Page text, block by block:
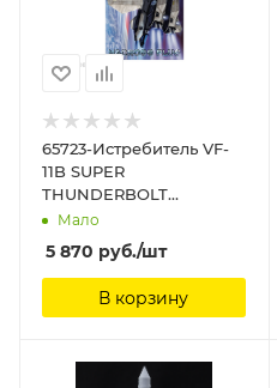
65723-Истребитель VF-
11B SUPER
THUNDERBOLT
Hasegawa, 1/72
Мало
5 870 руб./шт
В корзину